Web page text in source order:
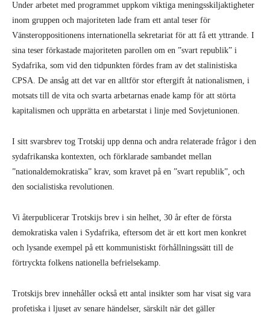
Under arbetet med programmet uppkom viktiga meningsskiljaktigheter
inom gruppen och majoriteten lade fram ett antal teser för
Vänsteroppositionens internationella sekretariat för att få ett yttrande. I
sina teser förkastade majoriteten parollen om en ”svart republik” i
Sydafrika, som vid den tidpunkten fördes fram av det stalinistiska
CPSA. De ansåg att det var en alltför stor eftergift åt nationalismen, i
motsats till de vita och svarta arbetarnas enade kamp för att störta
kapitalismen och upprätta en arbetarstat i linje med Sovjetunionen.
I sitt svarsbrev tog Trotskij upp denna och andra relaterade frågor i den
sydafrikanska kontexten, och förklarade sambandet mellan
”nationaldemokratiska” krav, som kravet på en ”svart republik”, och
den socialistiska revolutionen.
Vi återpublicerar Trotskijs brev i sin helhet, 30 år efter de första
demokratiska valen i Sydafrika, eftersom det är ett kort men konkret
och lysande exempel på ett kommunistiskt förhållningssätt till de
förtryckta folkens nationella befrielsekamp.
Trotskijs brev innehåller också ett antal insikter som har visat sig vara
profetiska i ljuset av senare händelser, särskilt när det gäller